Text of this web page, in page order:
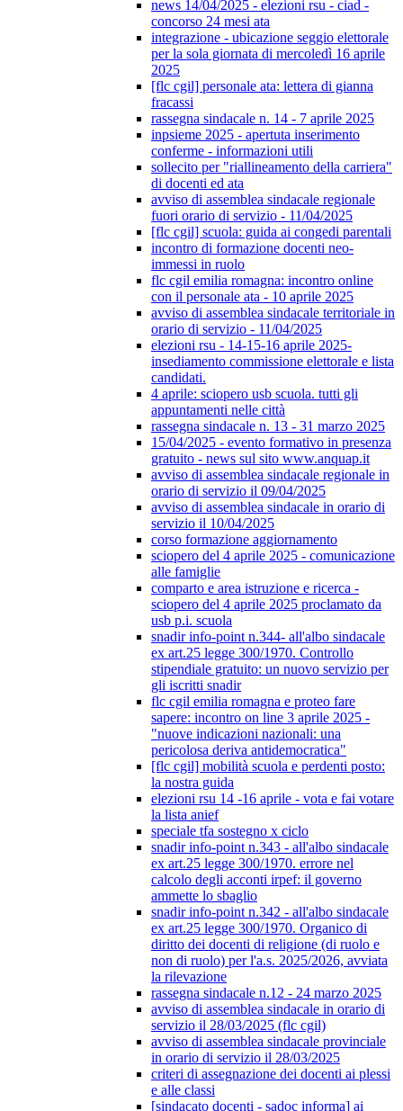
news 14/04/2025 - elezioni rsu - ciad -
concorso 24 mesi ata
integrazione - ubicazione seggio elettorale
per la sola giornata di mercoledì 16 aprile
2025
[flc cgil] personale ata: lettera di gianna
fracassi
rassegna sindacale n. 14 - 7 aprile 2025
inpsieme 2025 - apertuta inserimento
conferme - informazioni utili
sollecito per "riallineamento della carriera"
di docenti ed ata
avviso di assemblea sindacale regionale
fuori orario di servizio - 11/04/2025
[flc cgil] scuola: guida ai congedi parentali
incontro di formazione docenti neo-
immessi in ruolo
flc cgil emilia romagna: incontro online
con il personale ata - 10 aprile 2025
avviso di assemblea sindacale territoriale in
orario di servizio - 11/04/2025
elezioni rsu - 14-15-16 aprile 2025-
insediamento commissione elettorale e lista
candidati.
4 aprile: sciopero usb scuola. tutti gli
appuntamenti nelle città
rassegna sindacale n. 13 - 31 marzo 2025
15/04/2025 - evento formativo in presenza
gratuito - news sul sito www.anquap.it
avviso di assemblea sindacale regionale in
orario di servizio il 09/04/2025
avviso di assemblea sindacale in orario di
servizio il 10/04/2025
corso formazione aggiornamento
sciopero del 4 aprile 2025 - comunicazione
alle famiglie
comparto e area istruzione e ricerca -
sciopero del 4 aprile 2025 proclamato da
usb p.i. scuola
snadir info-point n.344- all'albo sindacale
ex art.25 legge 300/1970. Controllo
stipendiale gratuito: un nuovo servizio per
gli iscritti snadir
flc cgil emilia romagna e proteo fare
sapere: incontro on line 3 aprile 2025 -
"nuove indicazioni nazionali: una
pericolosa deriva antidemocratica"
[flc cgil] mobilità scuola e perdenti posto:
la nostra guida
elezioni rsu 14 -16 aprile - vota e fai votare
la lista anief
speciale tfa sostegno x ciclo
snadir info-point n.343 - all'albo sindacale
ex art.25 legge 300/1970. errore nel
calcolo degli acconti irpef: il governo
ammette lo sbaglio
snadir info-point n.342 - all'albo sindacale
ex art.25 legge 300/1970. Organico di
diritto dei docenti di religione (di ruolo e
non di ruolo) per l'a.s. 2025/2026, avviata
la rilevazione
rassegna sindacale n.12 - 24 marzo 2025
avviso di assemblea sindacale in orario di
servizio il 28/03/2025 (flc cgil)
avviso di assemblea sindacale provinciale
in orario di servizio il 28/03/2025
criteri di assegnazione dei docenti ai plessi
e alle classi
[sindacato docenti - sadoc informa] ai